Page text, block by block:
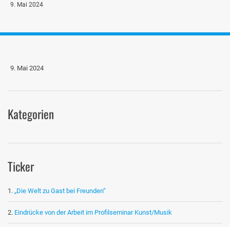
9. Mai 2024
9. Mai 2024
Kategorien
Ticker
„Die Welt zu Gast bei Freunden“
Eindrücke von der Arbeit im Profilseminar Kunst/Musik